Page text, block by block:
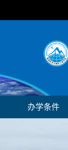
办学条件